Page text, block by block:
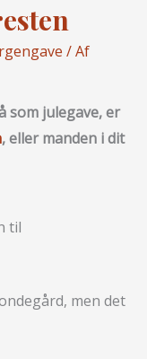
/ Af
som julegave, er
, eller manden i dit
til
men det